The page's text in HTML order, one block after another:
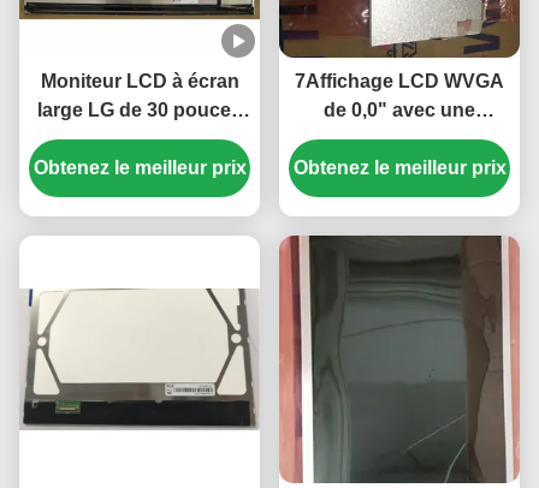
Moniteur LCD à écran
large LG de 30 pouces
avec une résolution de
2560*1600 et une
luminosité de 350 cd/m2
Obtenez le meilleur prix
7Affichage LCD WVGA
de 0,0" avec une
résolution de 800×480
et une luminosité de 350
cd/m2
Obtenez le meilleur prix